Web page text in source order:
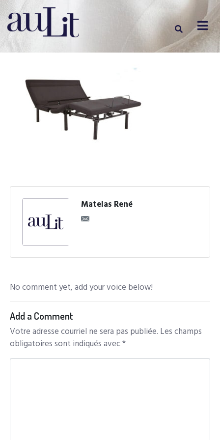
Matelas René
No comment yet, add your voice below!
Add a Comment
Votre adresse courriel ne sera pas publiée. Les champs
obligatoires sont indiqués avec*
C